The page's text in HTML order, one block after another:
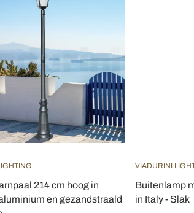
214 cm hoog in
en gezandstraald
VIADURINI
Buitenlamp
in Italy - Slak